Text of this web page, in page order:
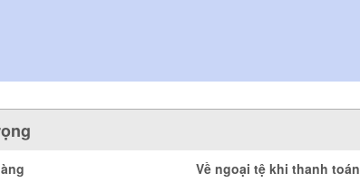
Về ngoại tệ khi thanh toán